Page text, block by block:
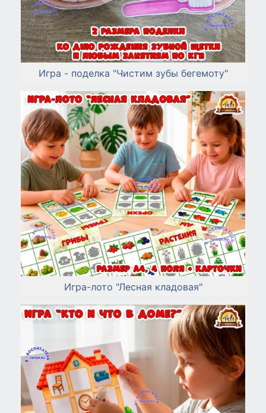
Игра - поделка "Чистим зубы бегемоту"
Игра-лото "Лесная кладовая"